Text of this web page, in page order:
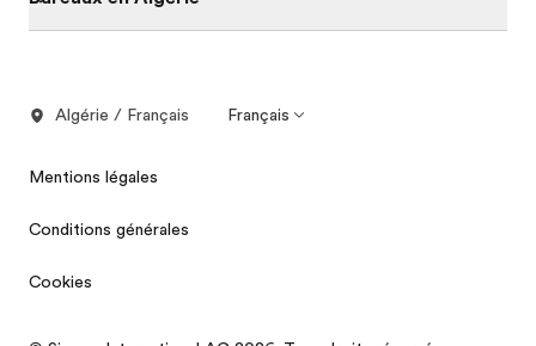
Algérie / Français Français
Mentions légales
Conditions générales
Cookies